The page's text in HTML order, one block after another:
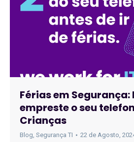
Férias em Segurança:
empreste o seu
Crianças
Blog, Segurança TI 22 de Agosto,